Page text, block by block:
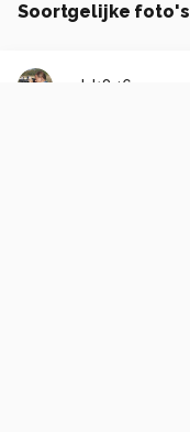
Soortgelijke foto's
geld1846